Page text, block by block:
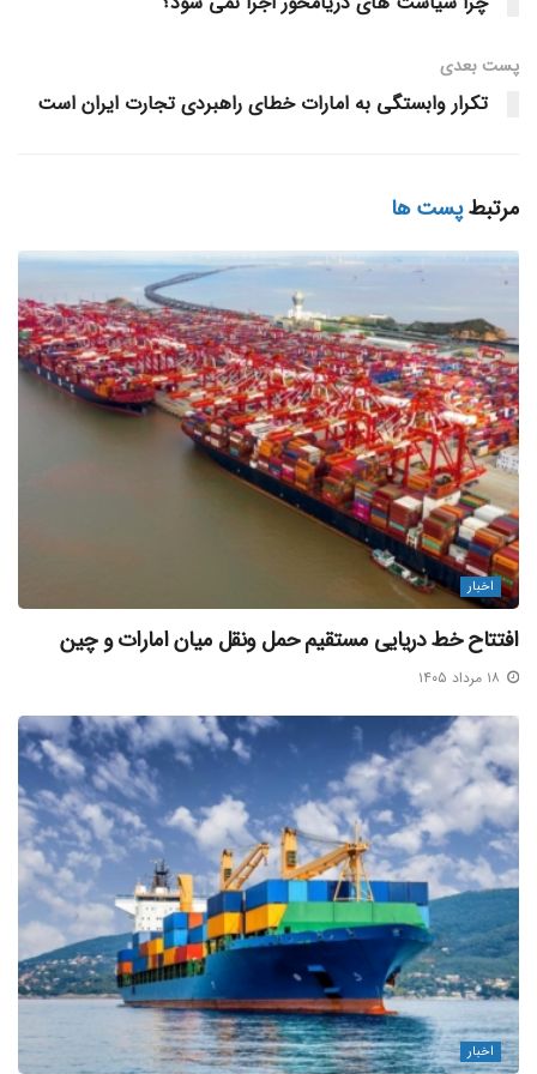
های دریانوردان، اعضای انجمن صنفی و تعدادی از دریانوردان
آزادشده به صورت حضوری و برخط، ابعاد مختلف این پرونده؛ از
شود چرا دریانوردان ایرانی در غیاب سازوکارهای استاندارد، بیش
از هر زمان دیگری در معرض آسیب قرار دارند.
از حادثه تا ضرورت بازنگری در نظام اعزام
سامان رضایی دبیر انجمن دریانوردان تجاری ایران در این نشست
در تبیین ابعاد این پرونده اظهار داشت: «هدف ما از بررسی این
حادثه، صرفاً روایت یک بازداشت نیست، بلکه استخراج درس
که دریانوردان در مسیر الحاق بهکشتی
حرکت کردند، اما به دلیل شرایط محیطی و اشتباه در تعیین
محدوده آب های سرزمینی، توسط گارد ساحلی امارات بازداشت
شدند. آنچه با آن مواجه بودیم، زنجیره ای از خطاها، از نقص در
اسناد و مشکلاتِ عملیاتی تا ضعف در عملکرد ایجنت و عدم
نظارت موثر نهاد ها و ارگانهای متولی بود.»
موانع دسترسی به اطلاعات
دبیر انجمن با اشاره به دشواری های ابتدایی افزود: «برخی
خانواده ها به دلیل مختلف وامیدهای واهی و وعده ها و اخبار
غیرمعتبر، ابتدا تمایلی به همکاری نداشتند که این امر روند
پیگیری را کند کرد. عدم شفافیت واسطه های کاریابی نیز جمع
آوری داده های اولیه را برای شکایت دشوار کرده بود؛ به طوری که
حتی دسترسی به حداقل اطلاعات با موانع جدی روبرو شد.»
مسیر دیپلماسی و فشار بین المللی
پست‌ بعدی
تکرار وابستگی به امارات خطای راهبردی تجارت ایران است
مرتبطپست ها
اخبار
افتتاح خط دریایی مستقیم حمل ونقل میان امارات و چین
اخبار